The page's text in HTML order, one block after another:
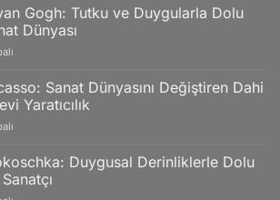
Gogh: Tutku ve Duygularla Dolu
Dünyası
Sanat Dünyasını Değiştiren Dahi
Yaratıcılık
Duygusal Derinliklerle Dolu